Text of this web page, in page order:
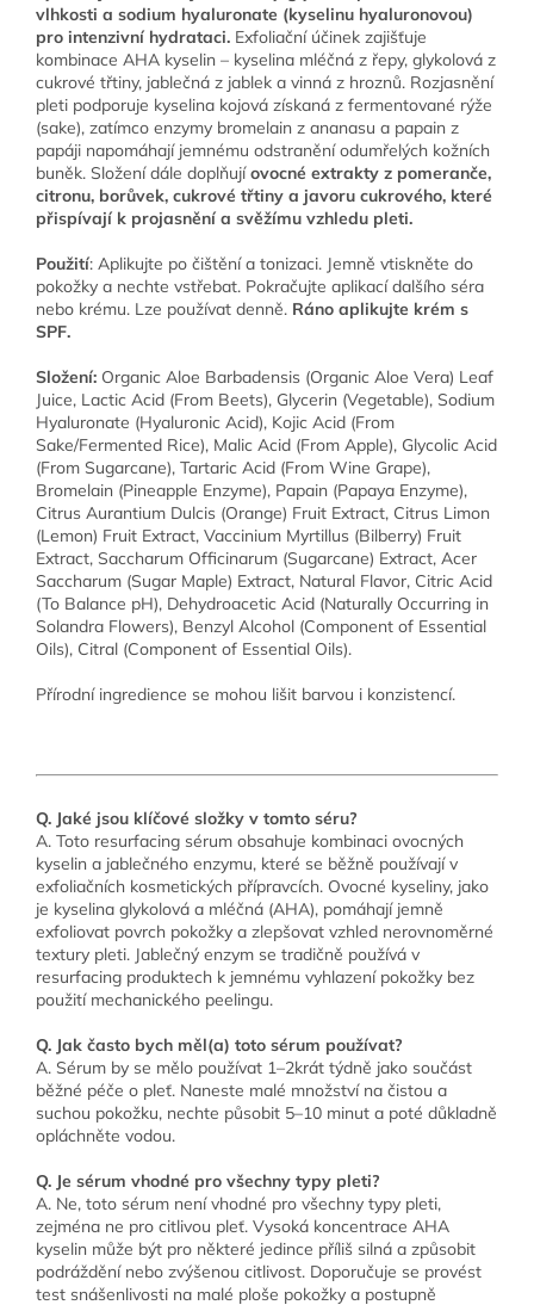
vlhkosti a sodium hyaluronate (kyselinu hyaluronovou)
pro intenzivní hydrataci. Exfoliační účinek zajišťuje
kombinace AHA kyselin – kyselina mléčná z řepy, glykolová z
cukrové třtiny, jablečná z jablek a vinná z hroznů. Rozjasnění
pleti podporuje kyselina kojová získaná z fermentované rýže
(sake), zatímco enzymy bromelain z ananasu a papain z
papáji napomáhají jemnému odstranění odumřelých kožních
buněk. Složení dále doplňujíovocné extrakty z pomeranče,
citronu, borůvek, cukrové třtiny a javoru cukrového, které
přispívají k projasnění a svěžímu vzhledu pleti.
Použití: Aplikujte po čištění a tonizaci. Jemně vtiskněte do
pokožky a nechte vstřebat. Pokračujte aplikací dalšího séra
nebo krému. Lze používat denně. Ráno aplikujte krém s
SPF.
Složení: Organic Aloe Barbadensis (Organic Aloe Vera) Leaf
Juice, Lactic Acid (From Beets), Glycerin (Vegetable), Sodium
Hyaluronate (Hyaluronic Acid), Kojic Acid (From
Sake/Fermented Rice), Malic Acid (From Apple), Glycolic Acid
(From Sugarcane), Tartaric Acid (From Wine Grape),
Bromelain (Pineapple Enzyme), Papain (Papaya Enzyme),
Citrus Aurantium Dulcis (Orange) Fruit Extract, Citrus Limon
(Lemon) Fruit Extract, Vaccinium Myrtillus (Bilberry) Fruit
Extract, Saccharum Officinarum (Sugarcane) Extract, Acer
Saccharum (Sugar Maple) Extract, Natural Flavor, Citric Acid
(To Balance pH), Dehydroacetic Acid (Naturally Occurring in
Solandra Flowers), Benzyl Alcohol (Component of Essential
Oils), Citral (Component of Essential Oils).
Přírodní ingredience se mohou lišit barvou i konzistencí.
Q. Jaké jsou klíčové složky v tomto séru?
A. Toto resurfacing sérum obsahuje kombinaci ovocných
kyselin a jablečného enzymu, které se běžně používají v
exfoliačních kosmetických přípravcích. Ovocné kyseliny, jako
je kyselina glykolová a mléčná (AHA), pomáhají jemně
exfoliovat povrch pokožky a zlepšovat vzhled nerovnoměrné
textury pleti. Jablečný enzym se tradičně používá v
resurfacing produktech k jemnému vyhlazení pokožky bez
použití mechanického peelingu.
Q. Jak často bych měl(a) toto sérum používat?
A. Sérum by se mělo používat 1–2krát týdně jako součást
běžné péče o pleť. Naneste malé množství na čistou a
suchou pokožku, nechte působit 5–10 minut a poté důkladně
opláchněte vodou.
Q. Je sérum vhodné pro všechny typy pleti?
A. Ne, toto sérum není vhodné pro všechny typy pleti,
zejména ne pro citlivou pleť. Vysoká koncentrace AHA
kyselin může být pro některé jedince příliš silná a způsobit
podráždění nebo zvýšenou citlivost. Doporučuje se provést
test snášenlivosti na malé ploše pokožky a postupně